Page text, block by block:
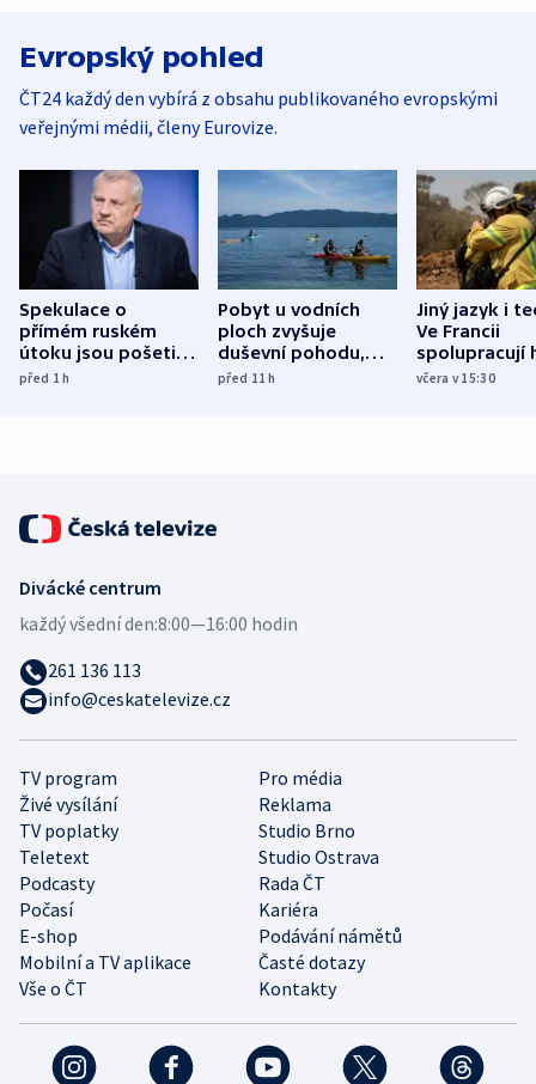
Evropský pohled
ČT24 každý den vybírá z obsahu publikovaného evropskými
veřejnými médii, členy Eurovize.
Spekulace o
přímém ruském
útoku jsou pošetilé,
míní estonský
před 1h
Pobyt u vodních
ploch zvyšuje
duševní pohodu,
ukázala
před 11h
Jiný jazyk i
Ve Francii
spolupracují
různých zemí
včera v 15:30
TV program
Pro média
Živé vysílání
Reklama
TV poplatky
Studio Brno
Teletext
Studio Ostrava
Podcasty
Rada ČT
Počasí
Kariéra
E-shop
Podávání námětů
Mobilní a TV aplikace
Časté dotazy
Vše o ČT
Kontakty
Divácké centrum
každý všední den:8:00—16:00 hodin
261 136 113
info@ceskatelevize.cz